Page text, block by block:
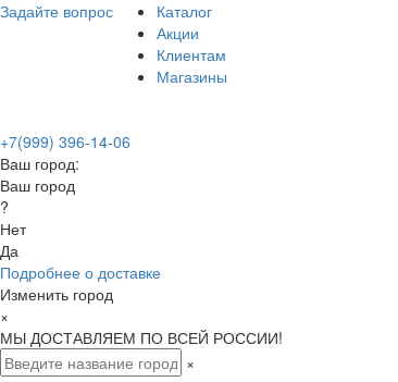
Задайте вопрос
Каталог
Акции
Клиентам
Магазины
+7(999) 396-14-06
Ваш город:
Ваш город
?
Нет
Да
Подробнее о доставке
Изменить город
×
МЫ ДОСТАВЛЯЕМ ПО ВСЕЙ РОССИИ!
×